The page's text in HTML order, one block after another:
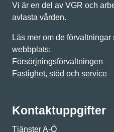
Vi är en del av VGR och
avlasta vården.
Läs mer om de
webbplats:
Försörjningsförvaltningen
Fastighet, stöd och service
Kontaktuppgifter
Tjänster A-Ö